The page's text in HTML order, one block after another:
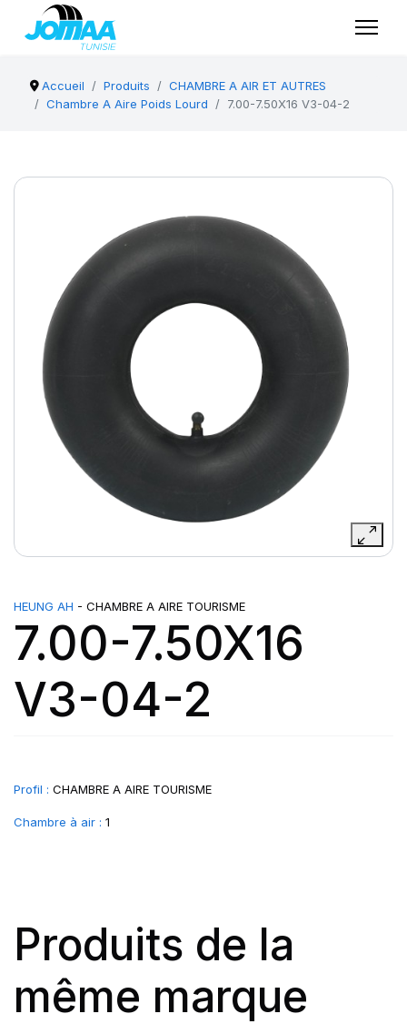
Accueil Produits
CHAMBRE A AIR ET AUTRES
Chambre A Aire Poids Lourd
7.00-7.50X16 V3-04-2
HEUNG AH - CHAMBRE A AIRE TOURISME
7.00-7.50X16
V3-04-2
Profil : CHAMBRE A AIRE TOURISME
Chambre à air : 1
Produits de la
même marque